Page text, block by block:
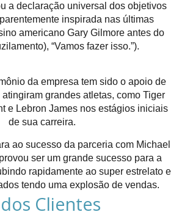
a declaração universal dos objetivos
inspirada nas últimas
americano Gary Gilmore antes do
“Vamos fazer isso.”).
da empresa tem sido o apoio de
grandes atletas, como Tiger
e Lebron James nos estágios iniciais
de sua carreira.
ao sucesso da parceria com Michael
ser um grande sucesso para a
rapidamente ao super estrelato e
tendo uma explosão de vendas.
Clientes